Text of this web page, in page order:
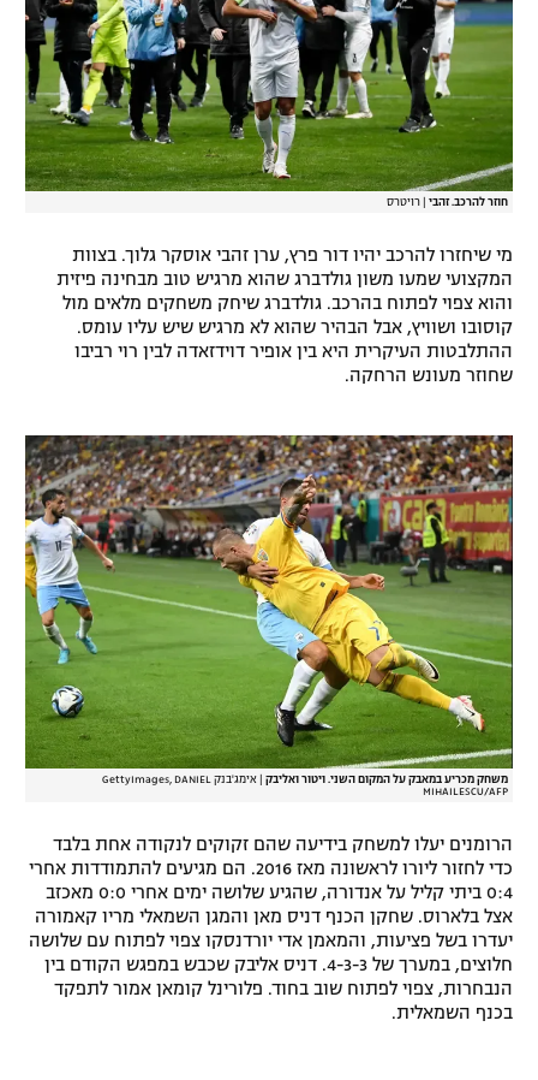
חוזר להרכב. זהבי רויטרס
מי שיחזרו להרכב יהיו דור פרץ, ערן זהבי אוסקר גלוך. בצוות
המקצועי שמעו משון גולדברג שהוא מרגיש טוב מבחינה פיזית
והוא צפוי לפתוח בהרכב. גולדברג שיחק משחקים מלאים מול
קוסובו ושוויץ, אבל הבהיר שהוא לא מרגיש שיש עליו עומס.
ההתלבטות העיקרית היא בין אופיר דוידזאדה לבין רוי רביבו
שחוזר מעונש הרחקה.
משחק מכריע במאבק על המקום השני. ויטור ואליבק
אימג'בנק GettyImages, DANIEL
MIHAILESCU/AFP
הרומנים יעלו למשחק בידיעה שהם זקוקים לנקודה אחת בלבד
כדי לחזור ליורו לראשונה מאז 2016. הם מגיעים להתמודדות אחרי
0:4 ביתי קליל על אנדורה, שהגיע שלושה ימים אחרי 0:0 מאכזב
אצל בלארוס. שחקן הכנף דניס מאן והמגן השמאלי מריו קאמורה
יעדרו בשל פציעות, והמאמן אדי יורדנסקו צפוי לפתוח עם שלושה
חלוצים, במערך של 4-3-3. דניס אליבק שכבש במפגש הקודם בין
הנבחרות, צפוי לפתוח שוב בחוד. פלורינל קומאן אמור לתפקד
בכנף השמאלית.